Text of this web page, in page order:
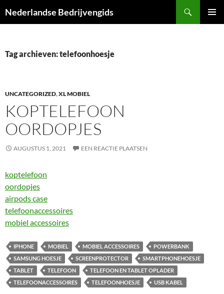
naar
Nederlandse Bedrijvengids
Tag archieven: telefoonhoesje
UNCATEGORIZED,XL MOBIEL
KOPTELEFOON
OORDOPJES
AUGUSTUS 1, 2021 EEN REACTIE PLAATSEN
koptelefoon
oordopjes
airpods case
telefoonaccessoires
mobiel accessoires
IPHONE MOBIEL MOBIEL ACCESSOIRES
POWERBANK
SAMSUNG HOESJE
SCREENPROTECTOR
SMARTPHONEHOESJE
TABLET
TELEFOON
TELEFOON EN TABLET OPLADER
TELEFOONACCESSOIRES
TELEFOONHOESJE USB KABEL